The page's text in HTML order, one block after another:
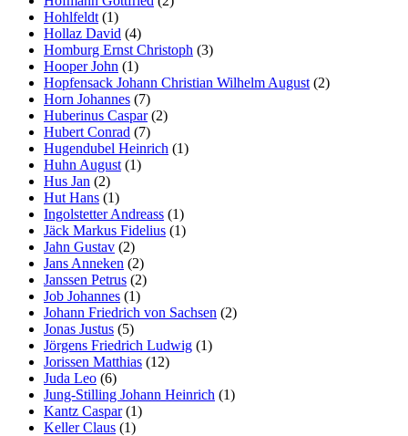
Hohlfeldt (1)
Hollaz David (4)
Homburg Ernst Christoph (3)
Hooper John (1)
Hopfensack Johann Christian Wilhelm August (2)
Horn Johannes (7)
Huberinus Caspar(2)
Hubert Conrad (7)
Hugendubel Heinrich (1)
Huhn August (1)
Hus Jan (2)
Hut Hans (1)
Ingolstetter Andreass (1)
Jäck Markus Fidelius (1)
Jahn Gustav (2)
Jans Anneken (2)
Janssen Petrus (2)
Job Johannes (1)
Johann Friedrich von Sachsen (2)
Jonas Justus (5)
Jörgens Friedrich Ludwig (1)
Jorissen Matthias (12)
Juda Leo (6)
Jung-Stilling Johann Heinrich (1)
Kantz Caspar(1)
Keller Claus (1)